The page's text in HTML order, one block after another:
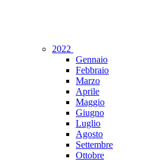
2022
Gennaio
Febbraio
Marzo
Aprile
Maggio
Giugno
Luglio
Agosto
Settembre
Ottobre